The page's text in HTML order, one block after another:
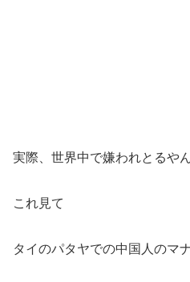
実際、世界中で嫌われとるや
これ見て
タイのパタヤでの中国人のマ